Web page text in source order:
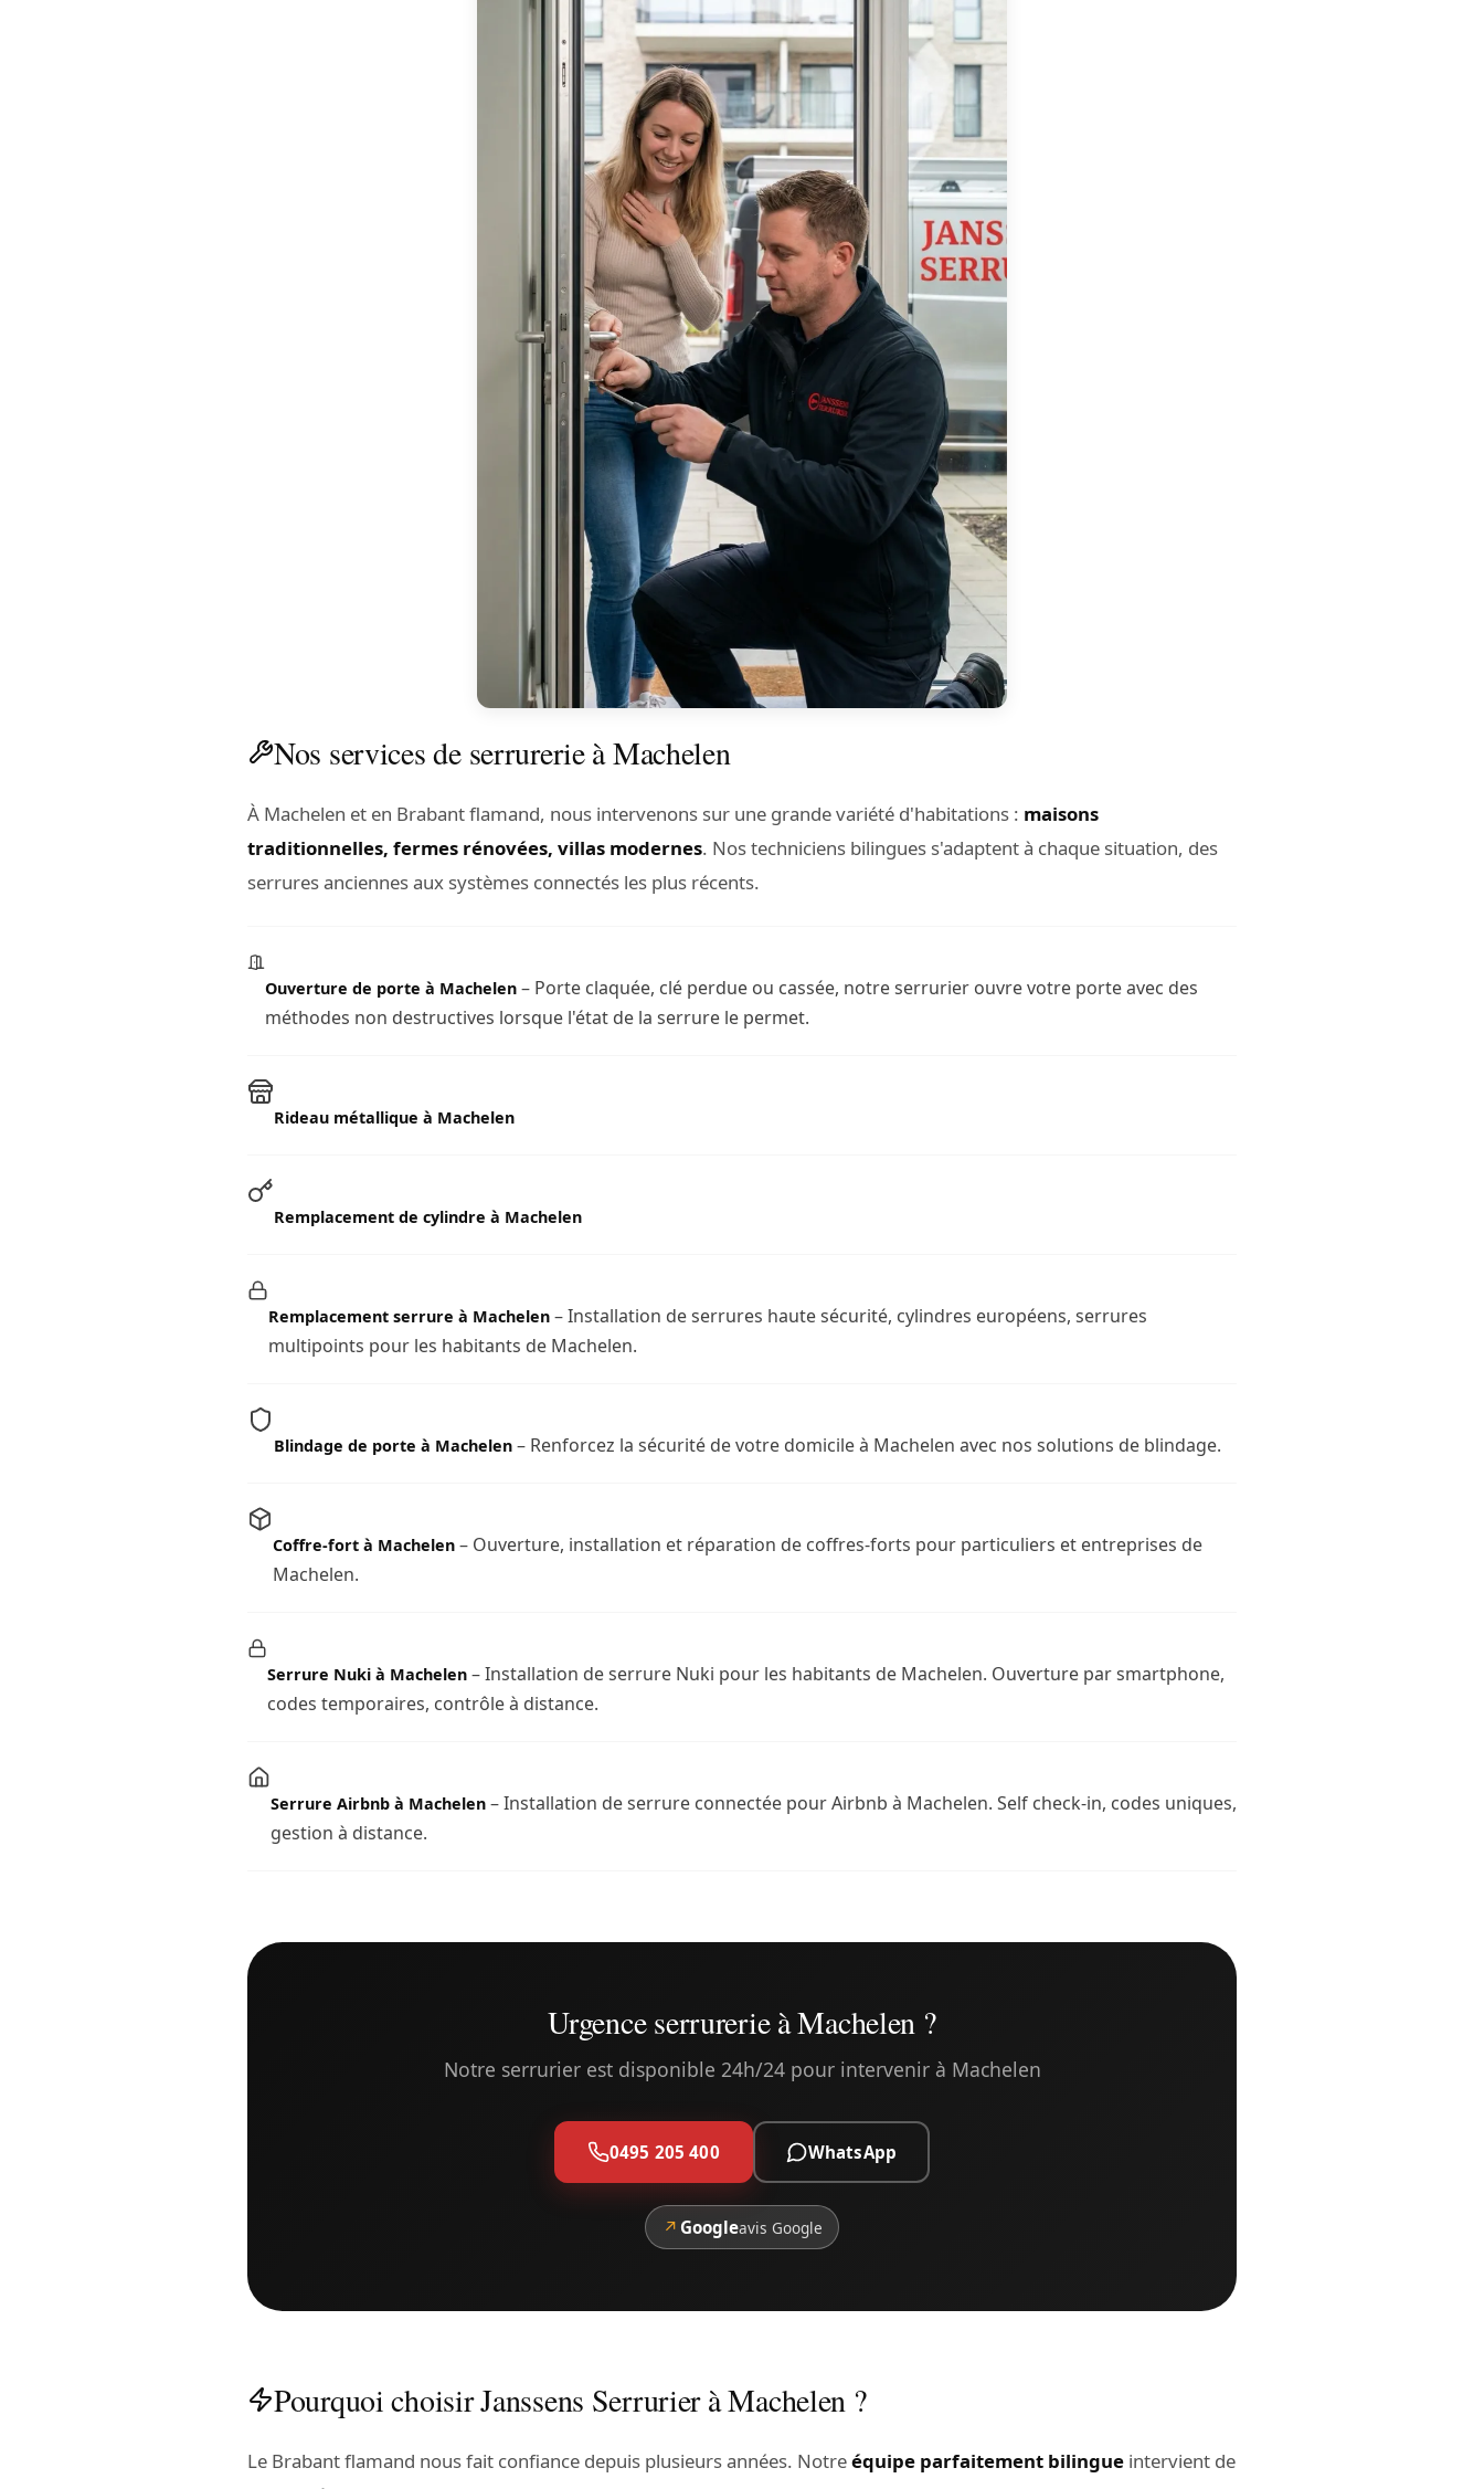
Nos services de serrurerie à Machelen
À Machelen et en Brabant flamand, nous intervenons sur une grande variété d'habitations : maisons
traditionnelles, fermes rénovées, villas modernes. Nos techniciens bilingues s'adaptent à chaque situation, des
serrures anciennes aux systèmes connectés les plus récents.
Ouverture de porte à Machelen– Porte claquée, clé perdue ou cassée, notre serrurier ouvre votre porte avec des
méthodes non destructives lorsque l'état de la serrure le permet.
Rideau métallique à Machelen
Remplacement de cylindre à Machelen
Remplacement serrure à Machelen– Installation de serrures haute sécurité, cylindres européens, serrures
multipoints pour les habitants de Machelen.
Blindage de porte à Machelen – Renforcez la sécurité de votre domicile à Machelen avec nos solutions de blindage.
Coffre-fort à Machelen– Ouverture, installation et réparation de coffres-forts pour particuliers et entreprises de
Machelen.
Serrure Nuki à Machelen – Installation de serrure Nuki pour les habitants de Machelen. Ouverture par smartphone,
codes temporaires, contrôle à distance.
Serrure Airbnb à Machelen– Installation de serrure connectée pour Airbnb à Machelen. Self check-in, codes uniques,
gestion à distance.
Urgence serrurerie à Machelen ?
Notre serrurier est disponible 24h/24 pour intervenir à Machelen
0495 205 400 WhatsApp
↗ Googleavis Google
Pourquoi choisir Janssens Serrurier à Machelen ?
Le Brabant flamand nous fait confiance depuis plusieurs années. Notreéquipe parfaitement bilingue intervient de